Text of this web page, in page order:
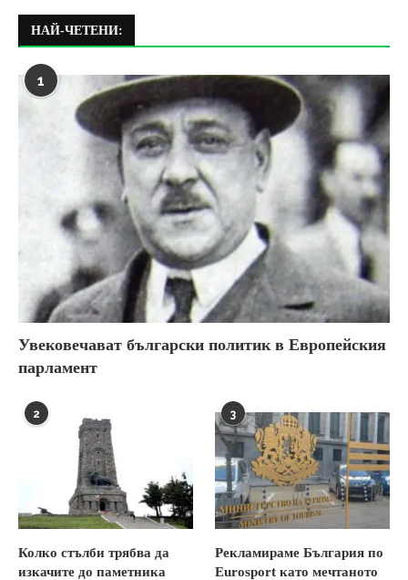
НАЙ-ЧЕТЕНИ:
1
Увековечават български политик в Европейския
парламент
2
Колко стълби трябва да
изкачите до паметника
3
Рекламираме България по
Eurosport като мечтаното